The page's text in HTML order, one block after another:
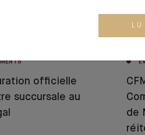
officielle
succursale au
de
LU